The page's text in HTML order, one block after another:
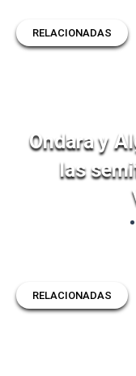
RELACIONADAS
Ondara y
las
RELACIONADAS